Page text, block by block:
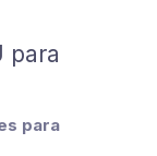
para
para